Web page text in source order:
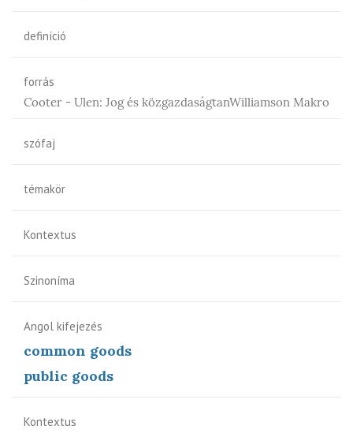
definíció
forrás
Cooter - Ulen: Jog és közgazdaságtanWilliamson Makro
szófaj
témakör
Kontextus
Szinoníma
Angol kifejezés
common goods
public goods
Kontextus